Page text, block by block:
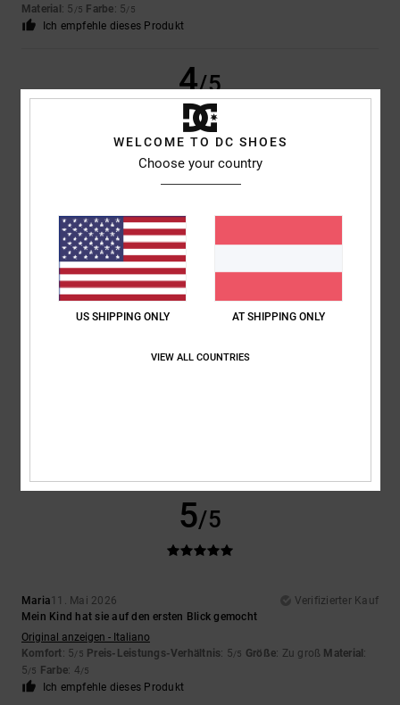
Material : 5 /5 Farbe: 5/5
Ich empfehle dieses Produkt
4/5
21. Juni 2026
Komfort: 4/5 Preis-Leistungs-Verhältnis: 5/5 Größe: GroßMaterial
/5
Ich empfehle dieses Produkt
5 /5
5/5
Maria11. Mai 2026
Verifizierter Kauf
Mein Kind hat sie auf den ersten Blick gemocht
Original anzeigen - Italiano
Komfort: 5/5 Preis-Leistungs-Verhältnis: 5/5 Größe: Zu groß Material :
5/5 Farbe: 4/5
Ich empfehle dieses Produkt
WELCOME TO DC SHOES
Choose your country
US SHIPPING ONLY AT SHIPPING ONLY
VIEW ALL COUNTRIES